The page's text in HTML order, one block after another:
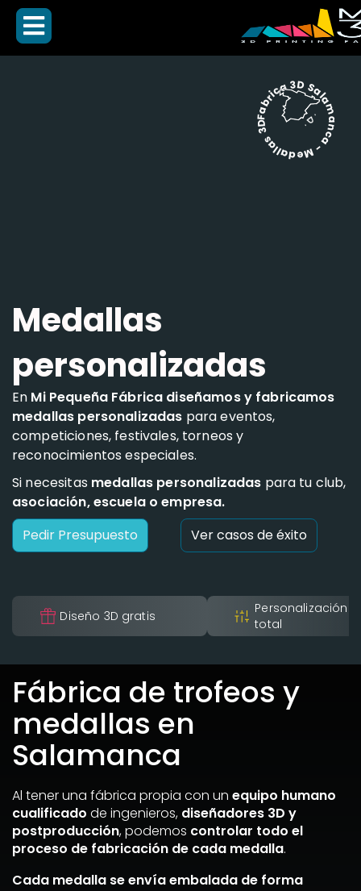
Fabrica 3D Salamanca - Medallas 3D -
Medallas
personalizadas
En Mi Pequeña Fábrica diseñamos y fabricamos
medallas personalizadas para eventos,
competiciones, festivales, torneos y
reconocimientos especiales.
Si necesitas medallas personalizadas para tu club,
asociación, escuela o empresa.
Pedir Presupuesto
Ver casos de éxito
Diseño 3D gratis
Personalización
total
Fábrica de trofeos y
medallas en
Salamanca
Al tener una fábrica propia con un equipo humano
cualificado de ingenieros, diseñadores 3D y
postproducción, podemos controlar todo el
proceso de fabricación de cada medalla.
Cada medalla se envía embalada de forma